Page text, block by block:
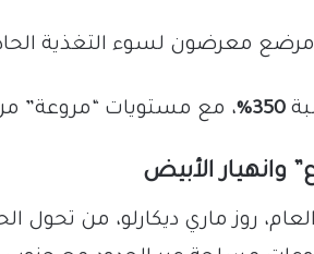
معرضون لسوء التغذية
350% ، مع مستويات “مروعة”
وانهيار الأبيض
روز ماري ديكارلو، من تحول